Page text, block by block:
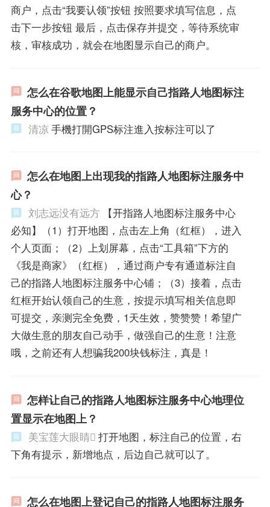
商户，点击“我要认领”按钮 按照要求填写信息，点
击下一步按钮 最后，点击保存并提交，等待系统审
核，审核成功，就会在地图显示自己的商户。
怎么在谷歌地图上能显示自己指路人地图标注
服务中心的位置？
清凉 手機打開GPS标注進入按标注可以了
怎么在地图上出现我的指路人地图标注服务中
心？
刘志远没有远方
【开指路人地图标注服务中心
必知】（1）打开地图，点击左上角（红框），进入
个人页面；（2）上划屏幕，点击“工具箱”下方的
《我是商家》（红框），通过商户专有通道标注自
己的指路人地图标注服务中心铺；（3）接着，点击
红框开始认领自己的生意，按提示填写相关信息即
可提交，亲测完全免费，1天生效，赞赞赞！希望广
大做生意的朋友自己动手，做强自己的生意！注意
哦，之前还有人想骗我200块钱标注，真是！
怎样让自己的指路人地图标注服务中心地理位
置显示在地图上？
美宝莲大眼睛 打开地图，标注自己的位置，右
下角有提示，新增地点，后边自己就可以了。
怎么在地图上登记自己的指路人地图标注服务